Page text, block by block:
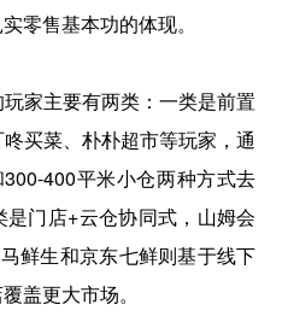
零售基本功的体现。
家主要有两类：一类是前置
买菜、朴朴超市等玩家，通
400平米小仓两种方式去
门店+云仓协同式，山姆会
鲜生和京东七鲜则基于线下
盖更大市场。